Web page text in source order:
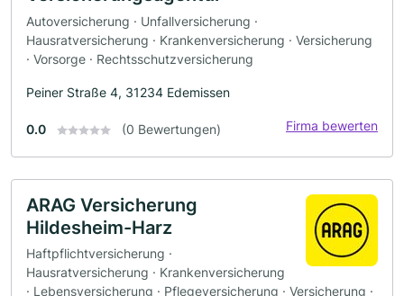
Autoversicherung · Unfallversicherung ·
Hausratversicherung · Krankenversicherung · Versicherung
· Vorsorge · Rechtsschutzversicherung
Peiner Straße 4, 31234 Edemissen
0.0 (0 Bewertungen) Firma bewerten
ARAG Versicherung
Hildesheim-Harz
Haftpflichtversicherung ·
Hausratversicherung · Krankenversicherung
· Lebensversicherung · Pflegeversicherung · Versicherung ·